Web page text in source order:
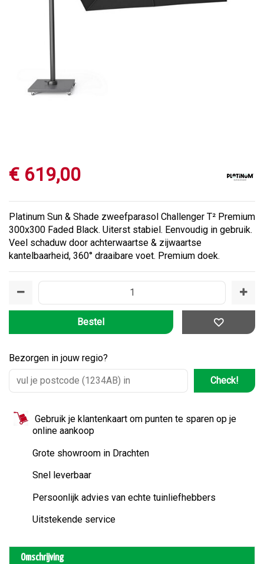
€ 619,00
Platinum Sun & Shade zweefparasol Challenger T² Premium
300x300 Faded Black. Uiterst stabiel. Eenvoudig in gebruik.
Veel schaduw door achterwaartse & zijwaartse
kantelbaarheid, 360° draaibare voet. Premium doek.
Bezorgen in jouw regio?
Check!
Gebruik je klantenkaart om punten te sparen op je
online aankoop
Grote showroom in Drachten
Snel leverbaar
Persoonlijk advies van echte tuinliefhebbers
Uitstekende service
Omschrijving